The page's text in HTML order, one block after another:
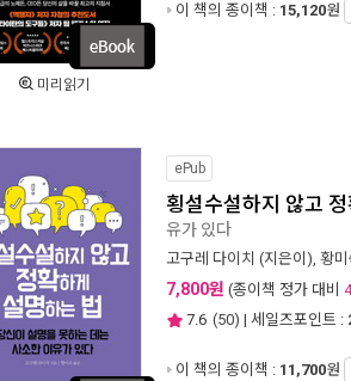
미리읽기
이 책의 종이책 : 15,120원
ePub
횡설수설하지 않고
유가 있다
고구레 다이치 (지은이), 황미
7,800원 (종이책 정가 대비
7.6 (50) | 세일즈포인트 :
이 책의 종이책 : 11,700원